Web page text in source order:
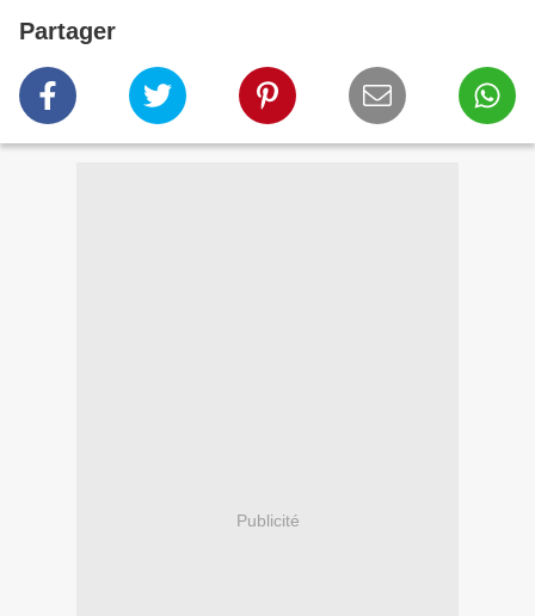
Partager
Publicité